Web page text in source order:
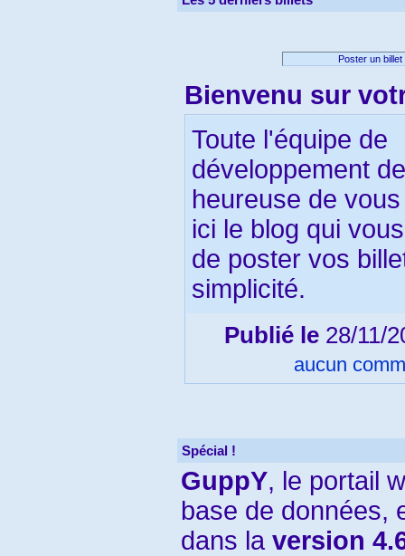
Poster un billet
Bienvenu sur
Toute l'équipe de
développement
heureuse de
ici le blog qui
de poster vos
simplicité.
Publié le 28/11/
aucun
Spécial !
GuppY, le portail
base de données,
dans la version